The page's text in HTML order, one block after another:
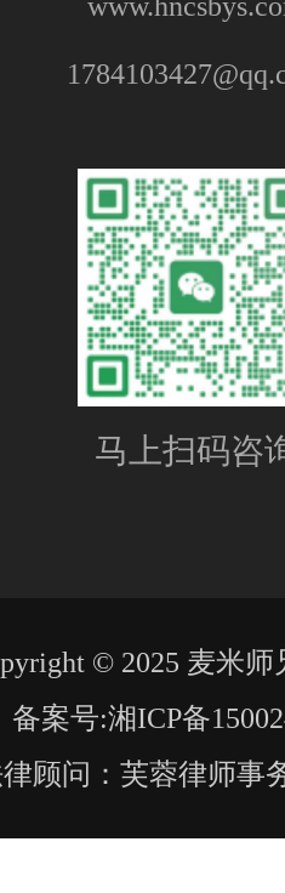
马上扫码咨
© 2025 麦米
备案号:湘ICP备
顾问：芙蓉律师事